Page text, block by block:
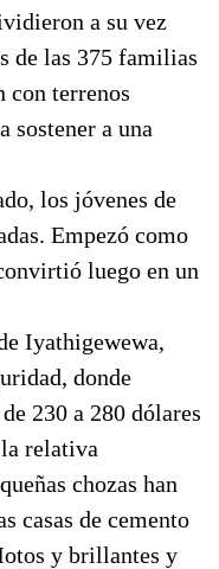
a su vez
de las 375 familias
con terrenos
sostener a una
los jóvenes de
Empezó como
luego en un
Iyathigewewa,
donde
230 a 280 dólares
relativa
chozas han
casas de cemento
y brillantes y